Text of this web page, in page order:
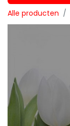
Alle producten